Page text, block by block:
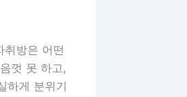
취방은 어떤
껏 못 하고,
하게 분위기